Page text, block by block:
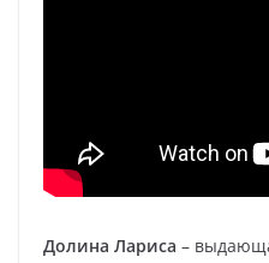
Долина Лариса –